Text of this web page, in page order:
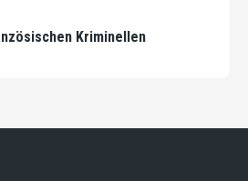
Kriminellen